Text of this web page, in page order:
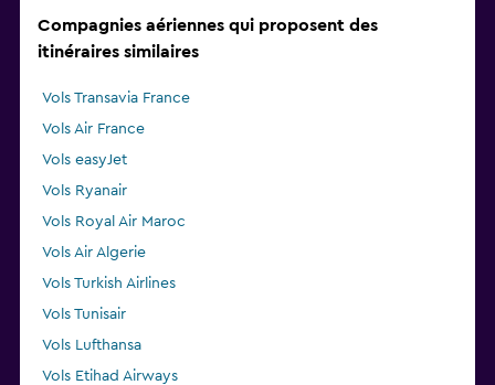
Compagnies aériennes qui proposent des
itinéraires similaires
Vols Transavia France
Vols Air France
Vols easyJet
Vols Ryanair
Vols Royal Air Maroc
Vols Air Algerie
Vols Turkish Airlines
Vols Tunisair
Vols Lufthansa
Vols Etihad Airways